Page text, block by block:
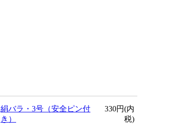
絹バラ・3号（安全ピン付
き）
330円(内
税)